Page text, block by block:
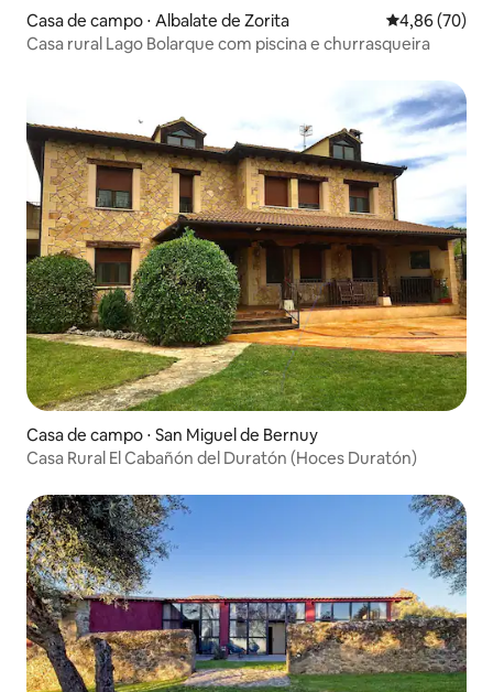
Casa de campo ⋅ Albalate de Zorita 4,86 de uma
4,86 (70)
Casa rural Lago Bolarque com piscina e churrasqueira
Casa de campo ⋅ San Miguel de Bernuy
Casa Rural El Cabañón del Duratón (Hoces Duratón)